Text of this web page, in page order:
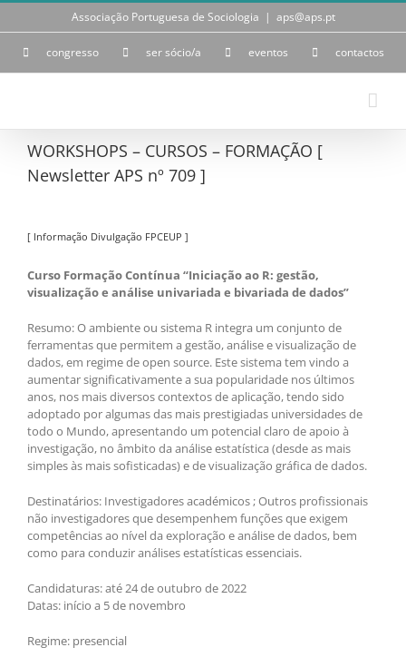
Skip
Associação Portuguesa de Sociologia | aps@aps.pt
congresso ser sócio/a eventos contactos
WORKSHOPS – CURSOS – FORMAÇÃO [
Newsletter APS nº 709 ]
[ Informação Divulgação FPCEUP ]
Curso Formação Contínua “Iniciação ao R: gestão,
visualização e análise univariada e bivariada de dados”
Resumo: O ambiente ou sistema R integra um conjunto de
ferramentas que permitem a gestão, análise e visualização de
dados, em regime de open source. Este sistema tem vindo a
aumentar significativamente a sua popularidade nos últimos
anos, nos mais diversos contextos de aplicação, tendo sido
adoptado por algumas das mais prestigiadas universidades de
todo o Mundo, apresentando um potencial claro de apoio à
investigação, no âmbito da análise estatística (desde as mais
simples às mais sofisticadas) e de visualização gráfica de dados.
Destinatários: Investigadores académicos ; Outros profissionais
não investigadores que desempenhem funções que exigem
competências ao nível da exploração e análise de dados, bem
como para conduzir análises estatísticas essenciais.
Candidaturas: até 24 de outubro de 2022
Datas: início a 5 de novembro
Regime: presencial